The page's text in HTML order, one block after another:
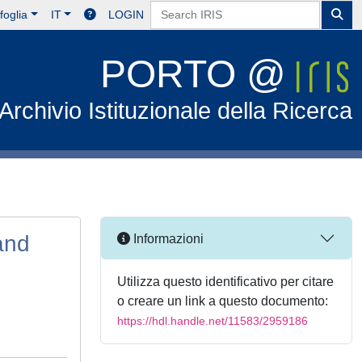
IT LOGIN
PORTO @
Istituzionale della Ricerca
Informazioni
Utilizza questo identificativo per citare
o creare un link a questo documento:
https://hdl.handle.net/11583/2959186